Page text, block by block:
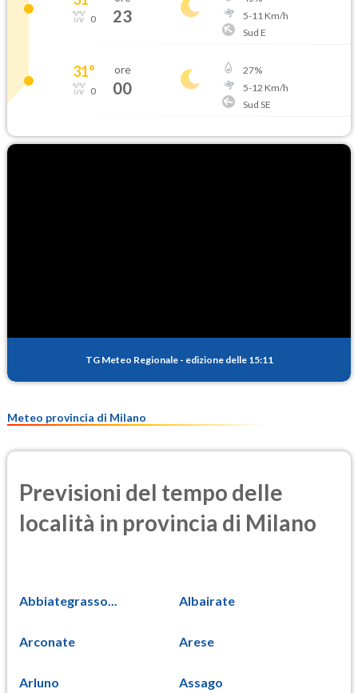
0 23
5-11 Km/h
Sud E
31°
0
ore
00
27%
5-12 Km/h
Sud SE
TG Meteo Regionale - edizione delle 15:11
Meteo provincia di Milano
Previsioni del tempo delle
località in provincia di Milano
Abbiategrasso... Albairate
Arconate Arese
Arluno Assago